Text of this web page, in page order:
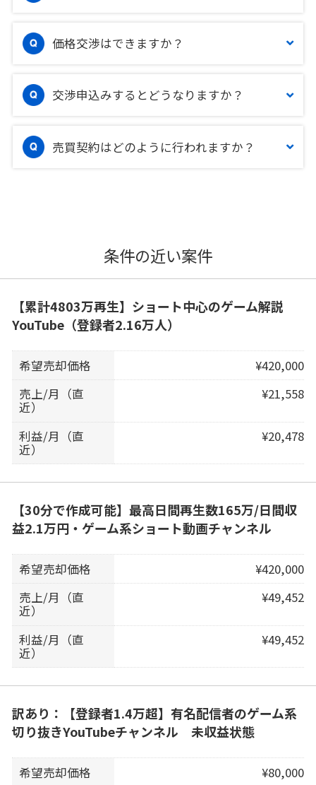
価格交渉はできますか？
交渉申込みするとどうなりますか？
売買契約はどのように行われますか？
条件の近い案件
【累計4803万再生】ショート中心のゲーム解説
YouTube（登録者2.16万人）
希望売却価格
¥420,000
売上/月（直
近）
¥21,558
利益/月（直
近）
¥20,478
【30分で作成可能】最高日間再生数165万/日間収
益2.1万円・ゲーム系ショート動画チャンネル
希望売却価格
¥420,000
売上/月（直
近）
¥49,452
利益/月（直
近）
¥49,452
訳あり：【登録者1.4万超】有名配信者のゲーム系
切り抜きYouTubeチャンネル 未収益状態
希望売却価格
¥80,000